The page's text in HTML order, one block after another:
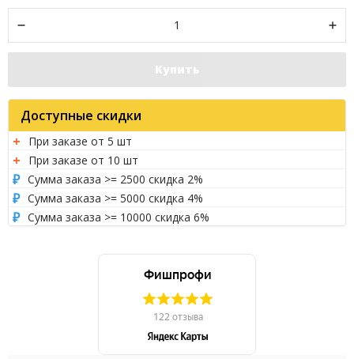
Купить
Доступные скидки
При заказе от 5 шт
При заказе от 10 шт
Сумма заказа >= 2500 скидка 2%
Сумма заказа >= 5000 скидка 4%
Сумма заказа >= 10000 скидка 6%